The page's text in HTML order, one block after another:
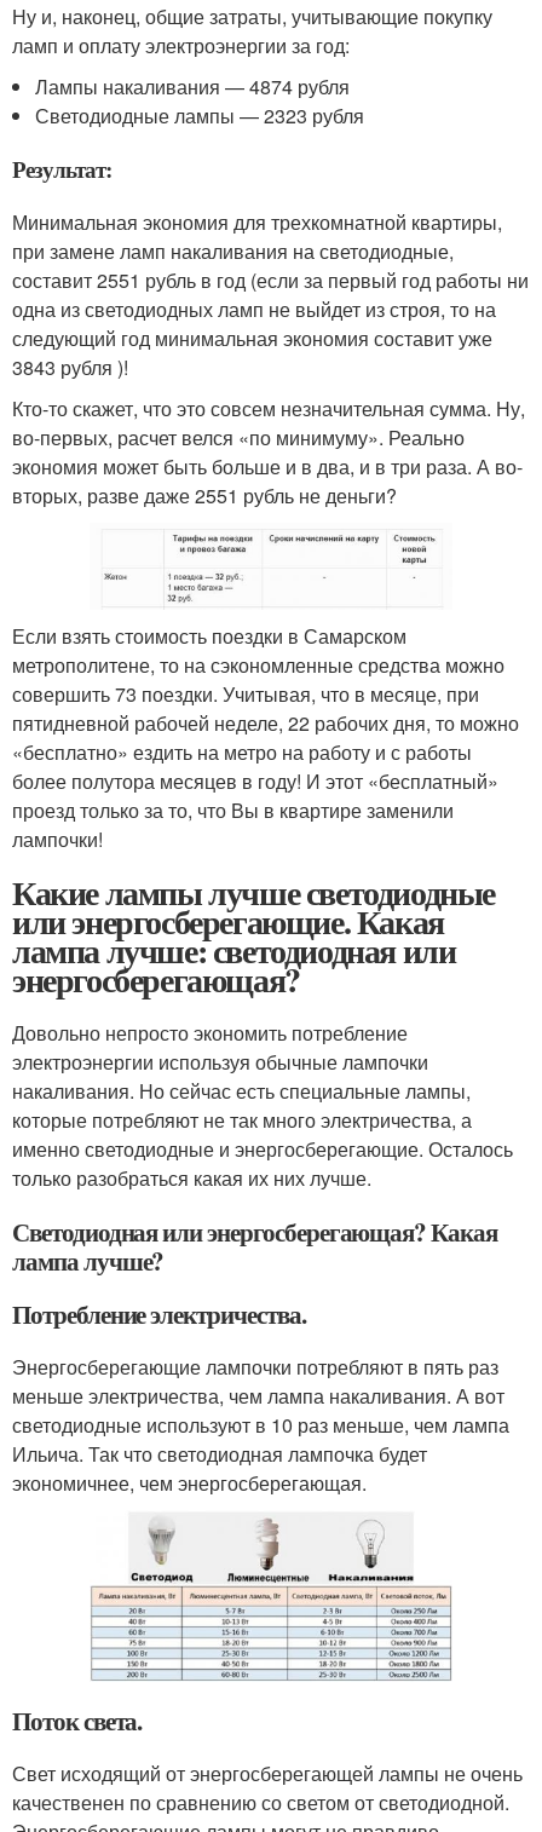
Ну и, наконец, общие затраты, учитывающие покупку
ламп и оплату электроэнергии за год:
Лампы накаливания — 4874 рубля
Светодиодные лампы — 2323 рубля
Результат:
Минимальная экономия для трехкомнатной квартиры,
при замене ламп накаливания на светодиодные,
составит 2551 рубль в год (если за первый год работы ни
одна из светодиодных ламп не выйдет из строя, то на
следующий год минимальная экономия составит уже
3843 рубля )!
Кто-то скажет, что это совсем незначительная сумма. Ну,
во-первых, расчет велся «по минимуму». Реально
экономия может быть больше и в два, и в три раза. А во-
вторых, разве даже 2551 рубль не деньги?
Если взять стоимость поездки в Самарском
метрополитене, то на сэкономленные средства можно
совершить 73 поездки. Учитывая, что в месяце, при
пятидневной рабочей неделе, 22 рабочих дня, то можно
«бесплатно» ездить на метро на работу и с работы
более полутора месяцев в году! И этот «бесплатный»
проезд только за то, что Вы в квартире заменили
лампочки!
Какие лампы лучше светодиодные
или энергосберегающие. Какая
лампа лучше: светодиодная или
энергосберегающая?
Довольно непросто экономить потребление
электроэнергии используя обычные лампочки
накаливания. Но сейчас есть специальные лампы,
которые потребляют не так много электричества, а
именно светодиодные и энергосберегающие. Осталось
только разобраться какая их них лучше.
Светодиодная или энергосберегающая? Какая
лампа лучше?
Потребление электричества.
Энергосберегающие лампочки потребляют в пять раз
меньше электричества, чем лампа накаливания. А вот
светодиодные используют в 10 раз меньше, чем лампа
Ильича. Так что светодиодная лампочка будет
экономичнее, чем энергосберегающая.
Поток света.
Свет исходящий от энергосберегающей лампы не очень
качественен по сравнению со светом от светодиодной.